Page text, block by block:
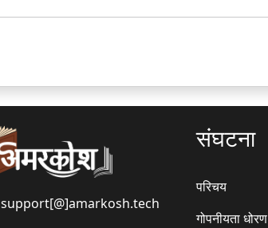
support[@]amarkosh.tech
संघटना
परिचय
गोपनीयता धोरण